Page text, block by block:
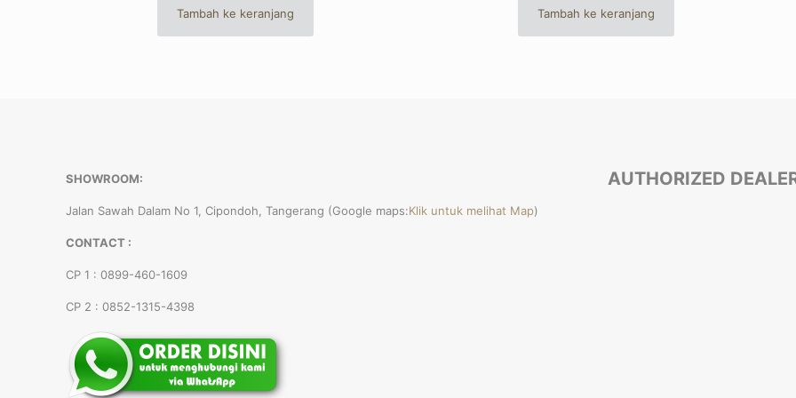
adalah:
Tambah ke keranjang
adalah:
Tambah ke keranjang
SHOWROOM:
Jalan Sawah Dalam No 1, Cipondoh, Tangerang (Google maps:Klik untuk melihat Map)
CONTACT :
CP 1 : 0899-460-1609
CP 2 : 0852-1315-4398
AUTHORIZED